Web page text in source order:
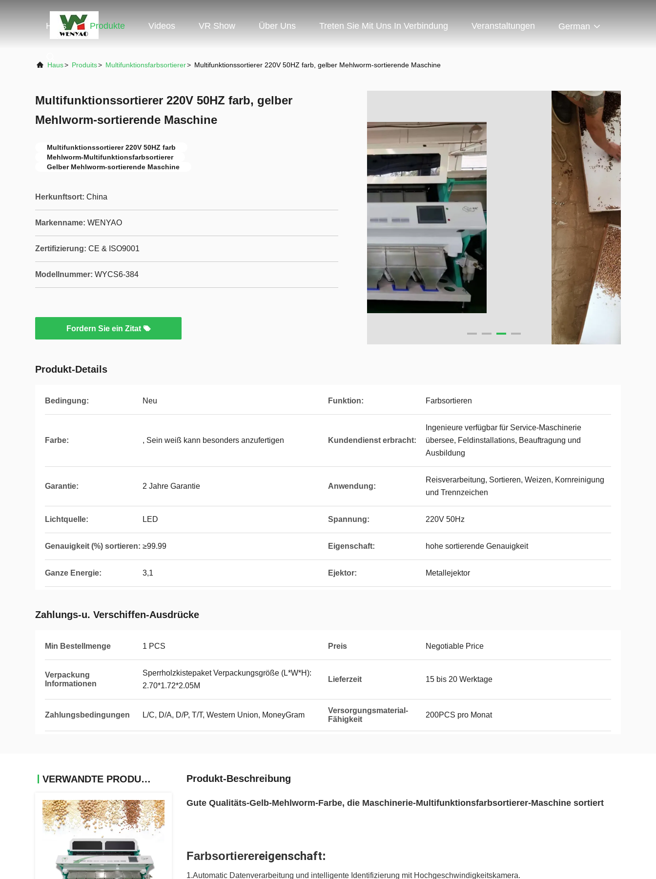
Haus Produkte Videos VR Show Über Uns Treten Sie Mit Uns In Verbindung Veranstaltungen German
Haus> Produits> Multifunktionsfarbsortierer> Multifunktionssortierer 220V 50HZ farb, gelber Mehlworm-sortierende Maschine
Multifunktionssortierer 220V 50HZ farb, gelber
Mehlworm-sortierende Maschine
Multifunktionssortierer 220V 50HZ farb
Mehlworm-Multifunktionsfarbsortierer
Gelber Mehlworm-sortierende Maschine
Herkunftsort: China
Markenname: WENYAO
Zertifizierung: CE & ISO9001
Modellnummer: WYCS6-384
Fordern Sie ein Zitat
Produkt-Details
Bedingung: Neu Funktion: Farbsortieren
Farbe: , Sein weiß kann besonders anzufertigen Kundendienst erbracht:
Ingenieure verfügbar für Service-Maschinerie
übersee, Feldinstallations, Beauftragung und
Ausbildung
Garantie: 2 Jahre Garantie Anwendung:
Reisverarbeitung, Sortieren, Weizen, Kornreinigung
und Trennzeichen
Lichtquelle: LED Spannung: 220V 50Hz
Genauigkeit (%) sortieren: ≥99.99 Eigenschaft: hohe sortierende Genauigkeit
Ganze Energie: 3,1 Ejektor: Metallejektor
Zahlungs-u. Verschiffen-Ausdrücke
Min Bestellmenge 1 PCS Preis Negotiable Price
Verpackung
Informationen
Sperrholzkistepaket Verpackungsgröße (L*W*H):
2.70*1.72*2.05M
Lieferzeit 15 bis 20 Werktage
Zahlungsbedingungen L/C, D/A, D/P, T/T, Western Union, MoneyGram
Versorgungsmaterial-
Fähigkeit
200PCS pro Monat
VERWANDTE PRODUKTE Produkt-Beschreibung
Gute Qualitäts-Gelb-Mehlworm-Farbe, die Maschinerie-Multifunktionsfarbsortierer-Maschine sortiert
Farbsortierereigenschaft:
1.Automatic Datenverarbeitung und intelligente Identifizierung mit Hochgeschwindigkeitskamera.